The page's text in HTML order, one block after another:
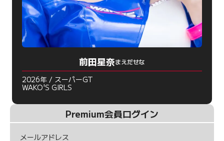
前田星奈まえだせな
2026年 / スーパーGT
WAKO'S GIRLS
Premium会員ログイン
メールアドレス